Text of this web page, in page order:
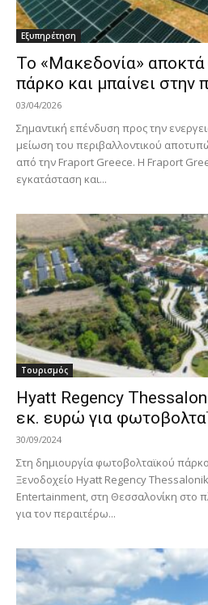
Εξυπηρέτηση
Το «Μακεδονία»
πάρκο και μπαίνει στην
03/04/2026
Σημαντική επένδυση προς την
μείωση του περιβαλλοντικού
από την Fraport Greece. Η Fraport
εγκατάσταση και...
Τουρισμός
Hyatt Regency
εκ. ευρώ για
30/09/2024
Στη δημιουργία φωτοβολταϊκού
Ξενοδοχείο Hyatt Regency
Entertainment, στη Θεσσαλονίκη στο
για τον περαιτέρω...